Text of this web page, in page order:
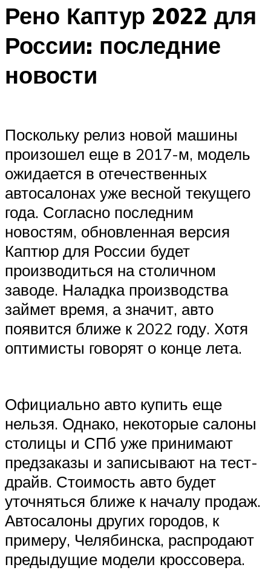
Рено Каптур 2022 для
России: последние
новости
Поскольку релиз новой машины
произошел еще в 2017-м, модель
ожидается в отечественных
автосалонах уже весной текущего
года. Согласно последним
новостям, обновленная версия
Каптюр для России будет
производиться на столичном
заводе. Наладка производства
займет время, а значит, авто
появится ближе к 2022 году. Хотя
оптимисты говорят о конце лета.
Официально авто купить еще
нельзя. Однако, некоторые салоны
столицы и СПб уже принимают
предзаказы и записывают на тест-
драйв. Стоимость авто будет
уточняться ближе к началу продаж.
Автосалоны других городов, к
примеру, Челябинска, распродают
предыдущие модели кроссовера.